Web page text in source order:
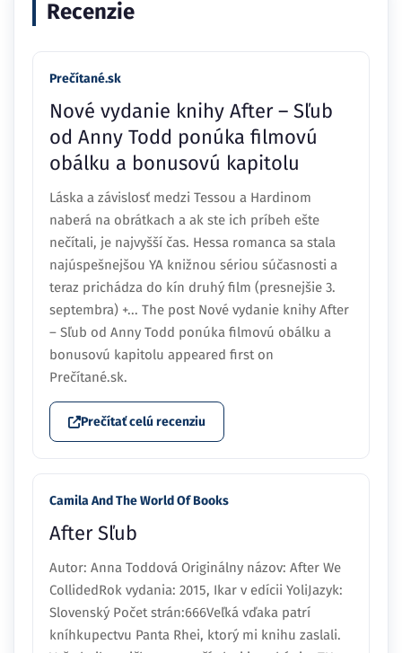
Recenzie
Prečítané.sk
Nové vydanie knihy After – Sľub
od Anny Todd ponúka filmovú
obálku a bonusovú kapitolu
Láska a závislosť medzi Tessou a Hardinom
naberá na obrátkach a ak ste ich príbeh ešte
nečítali, je najvyšší čas. Hessa romanca sa stala
najúspešnejšou YA knižnou sériou súčasnosti a
teraz prichádza do kín druhý film (presnejšie 3.
septembra) +... The post Nové vydanie knihy After
– Sľub od Anny Todd ponúka filmovú obálku a
bonusovú kapitolu appeared first on
Prečítané.sk.
Prečítať celú recenziu
Camila And The World Of Books
After Sľub
Autor: Anna Toddová Originálny názov: After We
CollidedRok vydania: 2015, Ikar v edícii YoliJazyk:
Slovenský Počet strán:666Veľká vďaka patrí
kníhkupectvu Panta Rhei, ktorý mi knihu zaslali.